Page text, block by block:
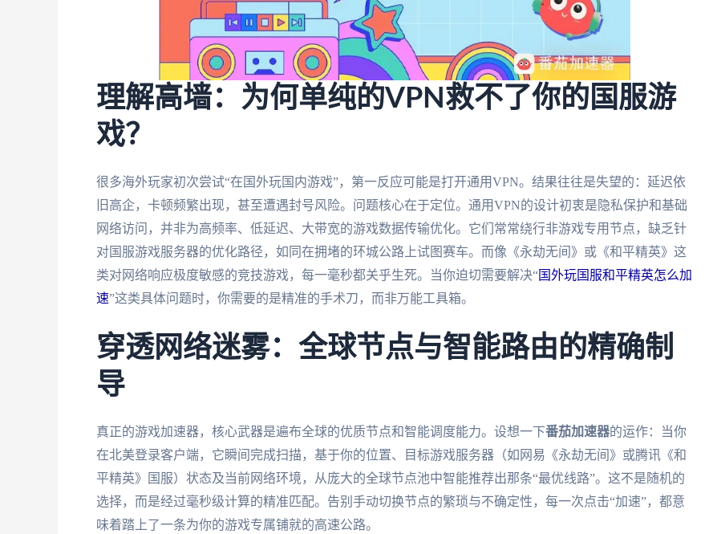
理解高墙：为何单纯的VPN救不了你的国服游
戏？
很多海外玩家初次尝试“在国外玩国内游戏”，第一反应可能是打开通用VPN。结果往往是失望的：延迟依
旧高企，卡顿频繁出现，甚至遭遇封号风险。问题核心在于定位。通用VPN的设计初衷是隐私保护和基础
网络访问，并非为高频率、低延迟、大带宽的游戏数据传输优化。它们常常绕行非游戏专用节点，缺乏针
对国服游戏服务器的优化路径，如同在拥堵的环城公路上试图赛车。而像《永劫无间》或《和平精英》这
类对网络响应极度敏感的竞技游戏，每一毫秒都关乎生死。当你迫切需要解决“国外玩国服和平精英怎么加
速”这类具体问题时，你需要的是精准的手术刀，而非万能工具箱。
穿透网络迷雾：全球节点与智能路由的精确制
导
真正的游戏加速器，核心武器是遍布全球的优质节点和智能调度能力。设想一下番茄加速器的运作：当你
在北美登录客户端，它瞬间完成扫描，基于你的位置、目标游戏服务器（如网易《永劫无间》或腾讯《和
平精英》国服）状态及当前网络环境，从庞大的全球节点池中智能推荐出那条“最优线路”。这不是随机的
选择，而是经过毫秒级计算的精准匹配。告别手动切换节点的繁琐与不确定性，每一次点击“加速”，都意
味着踏上了一条为你的游戏专属铺就的高速公路。